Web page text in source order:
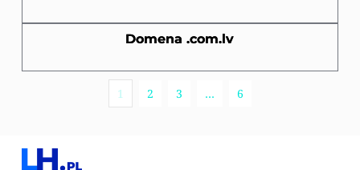
Domena .com.lv
1 2 3 … 6